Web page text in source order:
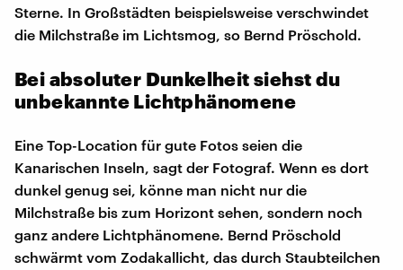
Sterne. In Großstädten beispielsweise verschwindet
die Milchstraße im Lichtsmog, so Bernd Pröschold.
Bei absoluter Dunkelheit siehst du
unbekannte Lichtphänomene
Eine Top-Location für gute Fotos seien die
Kanarischen Inseln, sagt der Fotograf. Wenn es dort
dunkel genug sei, könne man nicht nur die
Milchstraße bis zum Horizont sehen, sondern noch
ganz andere Lichtphänomene. Bernd Pröschold
schwärmt vom Zodakallicht, das durch Staubteilchen